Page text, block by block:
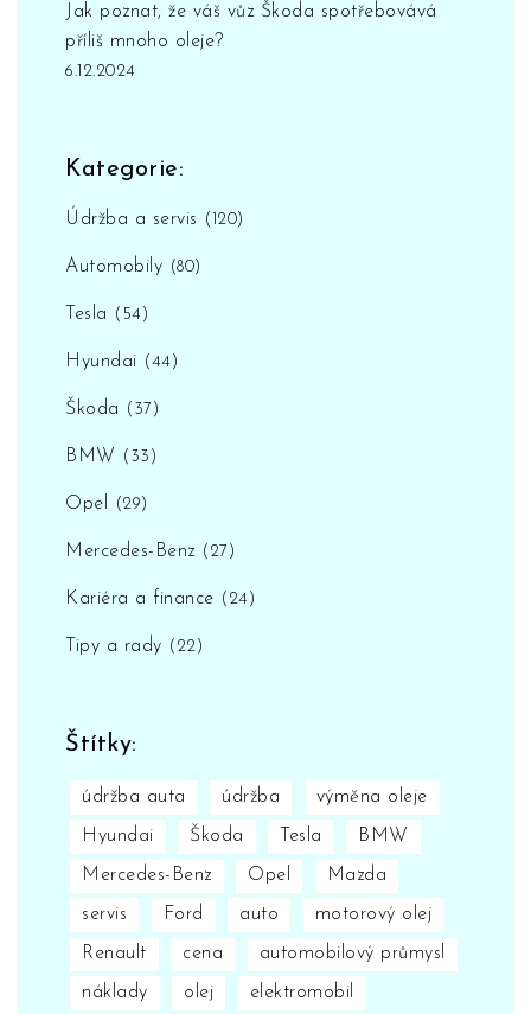
Jak poznat, že váš vůz Škoda spotřebovává
příliš mnoho oleje?
6.12.2024
Kategorie:
Údržba a servis (120)
Automobily (80)
Tesla (54)
Hyundai (44)
Škoda (37)
BMW (33)
Opel (29)
Mercedes-Benz (27)
Kariéra a finance (24)
Tipy a rady (22)
Štítky:
údržba auta údržba výměna oleje
Hyundai Škoda Tesla BMW
Mercedes-Benz Opel Mazda
servis Ford auto motorový olej
Renault cena automobilový průmysl
náklady olej elektromobil